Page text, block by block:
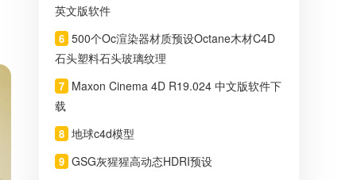
英文版软件
6 500个Oc渲染器材质预设Octane木材C4D
石头塑料石头玻璃纹理
7 Maxon Cinema 4D R19.024 中文版软件下
载
8 地球c4d模型
9 GSG灰猩猩高动态HDRI预设